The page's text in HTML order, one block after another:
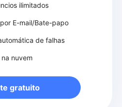
ilimitados
E-mail/Bate-papo
de falhas
nuvem
gratuito